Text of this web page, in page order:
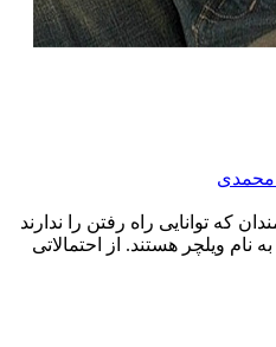
محمدی
که توانایی راه رفتن را ندارند
نام ویلچر هستند. از احتمالاتی